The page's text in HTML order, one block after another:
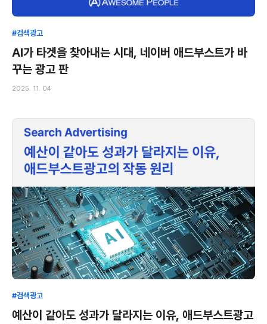
#검색광고
AI가 타겟을 찾아내는 시대, 네이버 애드부스트가 바
꾸는 광고 판
2025. 11. 04
#검색광고
예산이 같아도 성과가 달라지는 이유, 애드부스트광고